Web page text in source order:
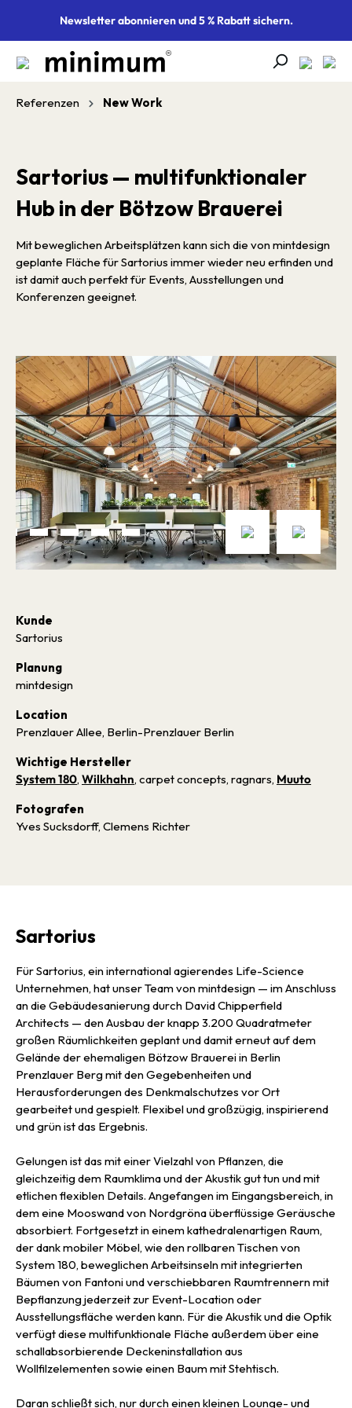
springenNewsletter abonnieren und 5 % Rabatt sichern.
Referenzen New Work
Sartorius — multifunktionaler
Hub in der Bötzow Brauerei
Mit beweglichen Arbeitsplätzen kann sich die von mintdesign
geplante Fläche für Sartorius immer wieder neu erfinden und
ist damit auch perfekt für Events, Ausstellungen und
Konferenzen geeignet.
Kunde
Sartorius
Planung
mintdesign
Location
Prenzlauer Allee, Berlin-Prenzlauer Berlin
Wichtige Hersteller
System 180, Wilkhahn, carpet concepts, ragnars, Muuto
Fotografen
Yves Sucksdorff, Clemens Richter
Sartorius
Für Sartorius, ein international agierendes Life-Science
Unternehmen, hat unser Team von mintdesign — im Anschluss
an die Gebäudesanierung durch David Chipperfield
Architects — den Ausbau der knapp 3.200 Quadratmeter
großen Räumlichkeiten geplant und damit erneut auf dem
Gelände der ehemaligen Bötzow Brauerei in Berlin
Prenzlauer Berg mit den Gegebenheiten und
Herausforderungen des Denkmalschutzes vor Ort
gearbeitet und gespielt. Flexibel und großzügig, inspirierend
und grün ist das Ergebnis.
Gelungen ist das mit einer Vielzahl von Pflanzen, die
gleichzeitig dem Raumklima und der Akustik gut tun und mit
etlichen flexiblen Details. Angefangen im Eingangsbereich, in
dem eine Mooswand von Nordgröna überflüssige Geräusche
absorbiert. Fortgesetzt in einem kathedralenartigen Raum,
der dank mobiler Möbel, wie den rollbaren Tischen von
System 180, beweglichen Arbeitsinseln mit integrierten
Bäumen von Fantoni und verschiebbaren Raumtrennern mit
Bepflanzung jederzeit zur Event-Location oder
Ausstellungsfläche werden kann. Für die Akustik und die Optik
verfügt diese multifunktionale Fläche außerdem über eine
schallabsorbierende Deckeninstallation aus
Wollfilzelementen sowie einen Baum mit Stehtisch.
Daran schließt sich, nur durch einen kleinen Lounge- und